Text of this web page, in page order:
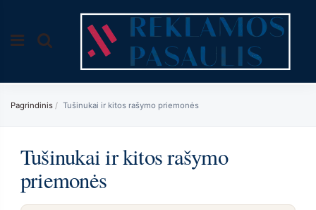
Pagrindinis Tušinukai ir kitos rašymo priemonės
Tušinukai ir kitos rašymo
priemonės